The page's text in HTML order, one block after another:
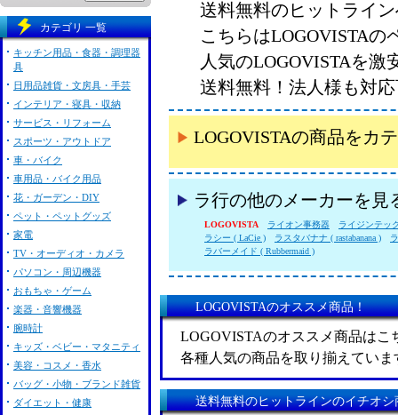
送料無料のヒットライ
こちらはLOGOVISTAの
人気のLOGOVISTAを
送料無料！法人様も対
LOGOVISTAの商品をカ
ラ行の他のメーカーを見
LOGOVISTA ライオン事務器
ライジンテッ
ラシー ( LaCie )
ラスタバナナ ( rastabanana )
ラバーメイド ( Rubbermaid )
LOGOVISTAのオススメ商品！
LOGOVISTAのオススメ商品はこ
各種人気の商品を取り揃えていま
送料無料のヒットラインのイチオシ
カテゴリ 一覧
キッチン用品・食器・調理器
具
日用品雑貨・文房具・手芸
インテリア・寝具・収納
サービス・リフォーム
スポーツ・アウトドア
車・バイク
車用品・バイク用品
花・ガーデン・DIY
ペット・ペットグッズ
家電
TV・オーディオ・カメラ
パソコン・周辺機器
おもちゃ・ゲーム
楽器・音響機器
腕時計
キッズ・ベビー・マタニティ
美容・コスメ・香水
バッグ・小物・ブランド雑貨
ダイエット・健康